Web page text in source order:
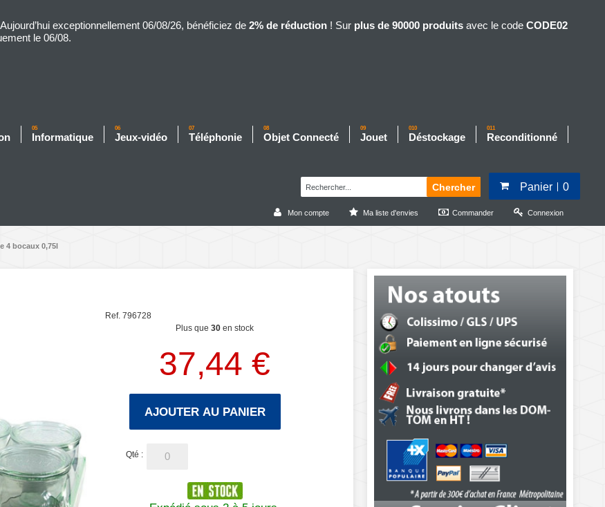
Aujourd’hui exceptionnellement 06/08/26, bénéficiez de 2% de réduction ! Sur plus de 90000 produits avec le code CODE02
le 06/08.
05
Informatique
06
Jeux-vidéo
07
Téléphonie
08
Objet Connecté
09
Jouet
010
Déstockage
011
Reconditionné
Panier
0
Chercher
Mon compte Ma liste d'envies Commander Connexion
4 bocaux 0,75l
Ref. 796728
Plus que30 en stock
37,44 €
AJOUTER AU PANIER
Qté :